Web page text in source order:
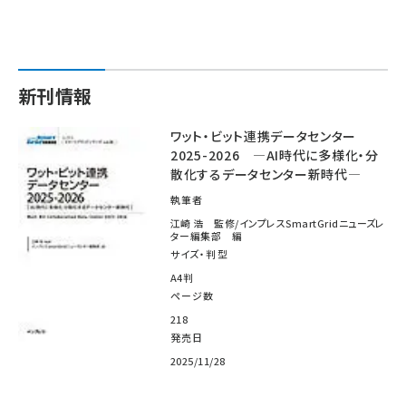
新刊情報
ワット・ビット連携データセンター
2025-2026 ―AI時代に多様化・分
散化するデータセンター新時代―
執筆者
江崎 浩 監修/インプレスSmartGridニューズレ
ター編集部 編
サイズ・判型
A4判
ページ数
218
発売日
2025/11/28